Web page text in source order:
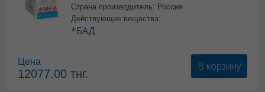
Страна производитель: Россия
Действующие вещества:
*БАД
Цена
12077.00 тнг.
В корзину